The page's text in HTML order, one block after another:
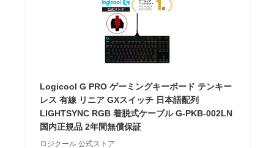
Logicool G PRO ゲーミングキーボード テンキー
レス 有線 リニア GXスイッチ 日本語配列
LIGHTSYNC RGB 着脱式ケーブル G-PKB-002LN
国内正規品 2年間無償保証
ロジクール 公式ストア